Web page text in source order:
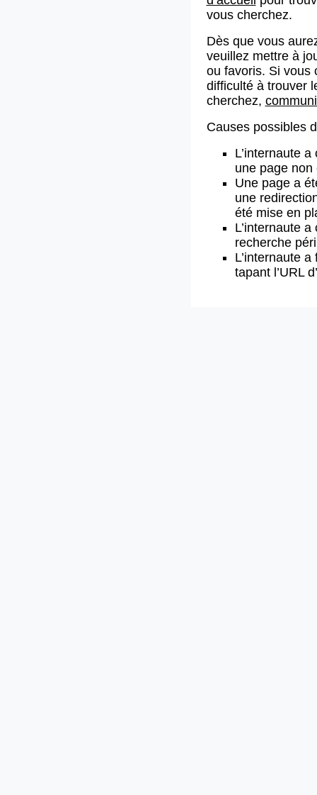
vous cherchez.
Dès que vous
veuillez mettre à
ou favoris. Si vous
difficulté à trouver
cherchez,
Causes possibles
L’internaute
une page non
Une page a
une
été mise en
L’internaute
recherche
L’internaute
tapant l’URL